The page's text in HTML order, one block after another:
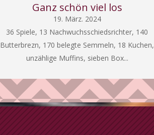
Ganz schön viel los
19. März. 2024
36 Spiele, 13 Nachwuchsschiedsrichter, 140
Butterbrezn, 170 belegte Semmeln, 18 Kuchen,
unzählige Muffins, sieben Box...